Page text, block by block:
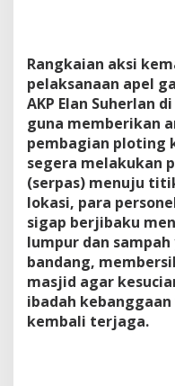
Rangkaian aksi
pelaksanaan apel
AKP Elan Suherlan
guna memberikan
pembagian ploting
segera melakukan
(serpas) menuju
lokasi, para
sigap berjibaku
lumpur dan
bandang,
masjid agar
ibadah
kembali terjaga.